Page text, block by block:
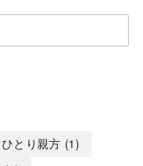
ひとり親方 (1)